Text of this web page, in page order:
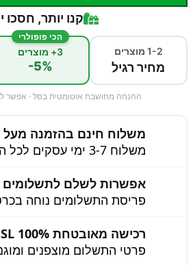
קנו יותר, חסכו
1-2 מוצרים
מחיר רגיל
הכי פופולרי
3+ מוצרים
-5%
ההנחה מחושבת אוטומטית בסל · אפשר
משלוח חינם בהזמנה מעל 349 ₪
משלוח 3-7 ימי עסקים לכל הארץ
אפשרות לשלם לתשלומים
פריסת התשלומים נוחה
רכישה מאובטחת 100% SSL
פרטי התשלום מוצפנים